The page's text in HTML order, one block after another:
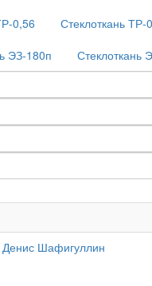
0,56
Стеклоткань ТР-
ЭЗ-180п Стеклоткань
Денис Шафигуллин